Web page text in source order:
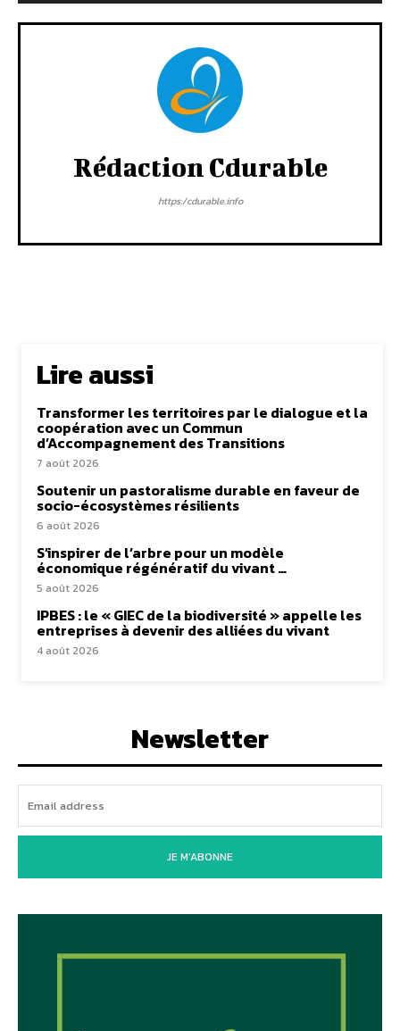
Rédaction Cdurable
https:/cdurable.info
Lire aussi
Transformer les territoires par le dialogue et la
coopération avec un Commun
d’Accompagnement des Transitions
7 août 2026
Soutenir un pastoralisme durable en faveur de
socio-écosystèmes résilients
6 août 2026
S’inspirer de l’arbre pour un modèle
économique régénératif du vivant …
5 août 2026
IPBES : le « GIEC de la biodiversité » appelle les
entreprises à devenir des alliées du vivant
4 août 2026
Newsletter
JE M'ABONNE